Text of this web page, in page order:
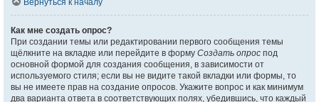
Вернуться к началу
Как мне создать опрос?
При создании темы или редактировании первого сообщения темы
щёлкните на вкладке или перейдите в форму Создать опрос под
основной формой для создания сообщения, в зависимости от
используемого стиля; если вы не видите такой вкладки или формы, то
вы не имеете прав на создание опросов. Укажите вопрос и как минимум
два варианта ответа в соответствующих полях, убедившись, что каждый